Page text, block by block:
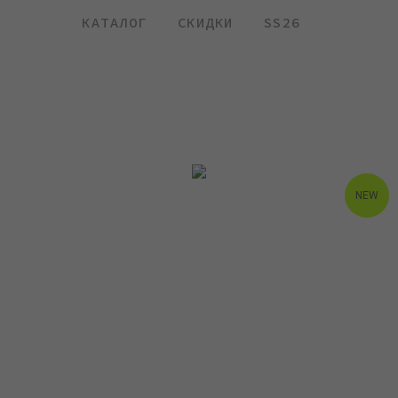
КАТАЛОГ СКИДКИ SS26
NEW